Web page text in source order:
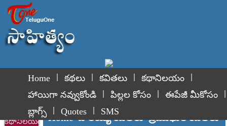
Home | కథలు | కవితలు | కథానిలయం |
హాయిగా నవ్వుకోండి | పిల్లల కోసం | ఈపేజీ మీకోసం |
బ్లాగ్స్ | Quotes | SMS
కథానిలయం Home పోలయ్య కవితలు ప్రముఖుల కవితలు